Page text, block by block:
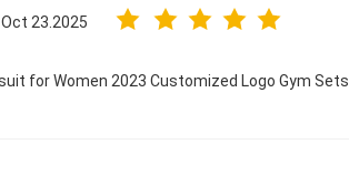
Oct 23.2025
for Women 2023 Customized Logo Gym Sets